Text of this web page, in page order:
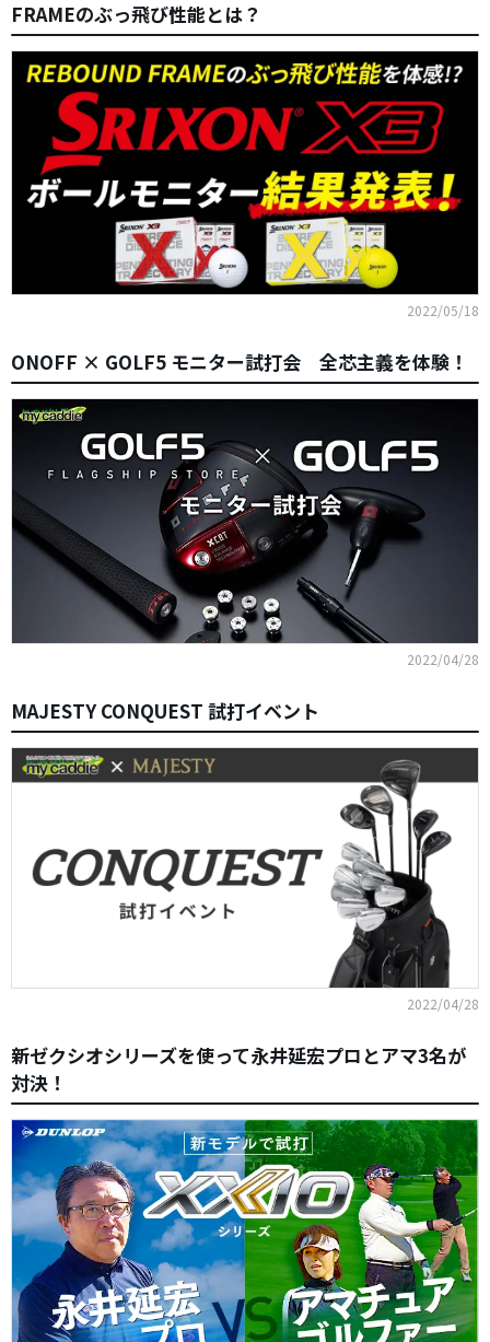
FRAMEのぶっ飛び性能とは？
2022/05/18
ONOFF × GOLF5 モニター試打会 全芯主義を体験！
2022/04/28
MAJESTY CONQUEST 試打イベント
2022/04/28
新ゼクシオシリーズを使って永井延宏プロとアマ3名が
対決！